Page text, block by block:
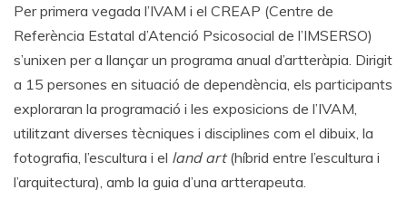
Per primera vegada l’IVAM i el CREAP (Centre de
Referència Estatal d’Atenció Psicosocial de l’IMSERSO)
s’unixen per a llançar un programa anual d’artteràpia. Dirigit
a 15 persones en situació de dependència, els participants
exploraran la programació i les exposicions de l’IVAM,
utilitzant diverses tècniques i disciplines com el dibuix, la
fotografia, l’escultura i el land art(híbrid entre l’escultura i
l’arquitectura), amb la guia d’una artterapeuta.